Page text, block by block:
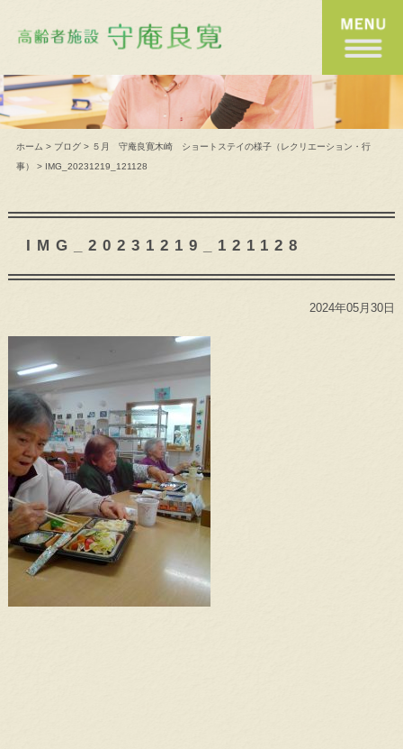
ホーム > ブログ> ５月 守庵良寛木崎 ショートステイの様子（レクリエーション・行
事）
> IMG_20231219_121128
IMG_20231219_121128
2024年05月30日